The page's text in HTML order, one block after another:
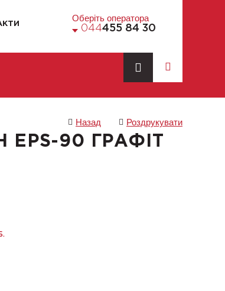
Оберіть оператора
044455 84 30
Назад Роздрукувати
EPS-90 ГРАФІТ